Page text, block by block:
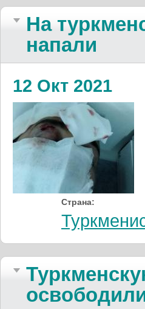
На
напали
12 Окт 2021
Страна: